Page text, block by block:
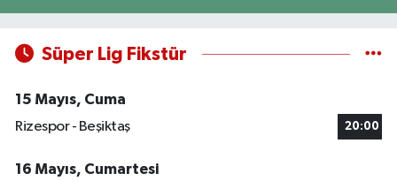
Süper Lig Fikstür
15 Mayıs, Cuma
Rizespor - Beşiktaş
20:00
16 Mayıs, Cumartesi